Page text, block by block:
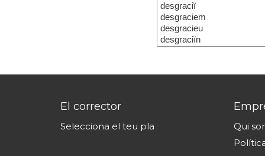
desgraciï
desgraciem
desgracieu
desgraciïn
El corrector
Selecciona el teu pla
Qui